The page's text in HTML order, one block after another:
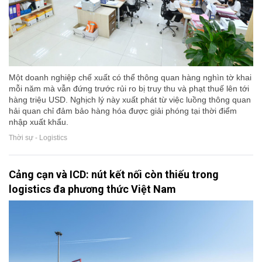
Một doanh nghiệp chế xuất có thể thông quan hàng nghìn tờ khai
mỗi năm mà vẫn đứng trước rủi ro bị truy thu và phạt thuế lên tới
hàng triệu USD. Nghịch lý này xuất phát từ việc luồng thông quan
hải quan chỉ đảm bảo hàng hóa được giải phóng tại thời điểm
nhập xuất khẩu.
Thời sự - Logistics
Cảng cạn và ICD: nút kết nối còn thiếu trong
logistics đa phương thức Việt Nam